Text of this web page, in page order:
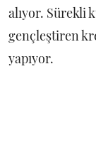
alıyor. Sürekli
gençleştiren
yapıyor.